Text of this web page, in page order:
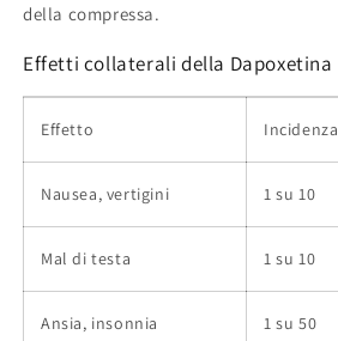
della compressa.
Effetti collaterali della Dapoxetina
Effetto Incidenza
Nausea, vertigini 1 su 10
Mal di testa 1 su 10
Ansia, insonnia 1 su 50